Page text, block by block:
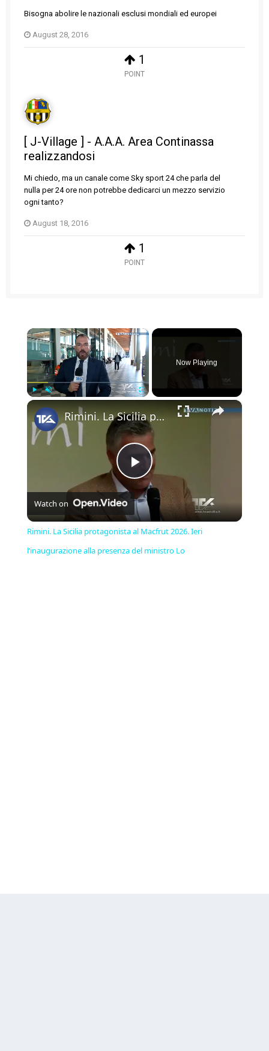
1
POINT
Bisogna abolire le nazionali esclusi mondiali ed europei
August 28, 2016
1
POINT
[ J-Village ] - A.A.A. Area Continassa
realizzandosi
Mi chiedo, ma un canale come Sky sport 24 che parla del
nulla per 24 ore non potrebbe dedicarci un mezzo servizio
ogni tanto?
August 18, 2016
×
Now Playing
×
Play
Video
Rimini. La Sicilia protagonista al Macfrut 2026. Ieri l’inaugurazione alla presenza del ministro Lo
Watch on
Rimini. La Sicilia protagonista al Macfrut 2026. Ieri
l’inaugurazione alla presenza del ministro Lo